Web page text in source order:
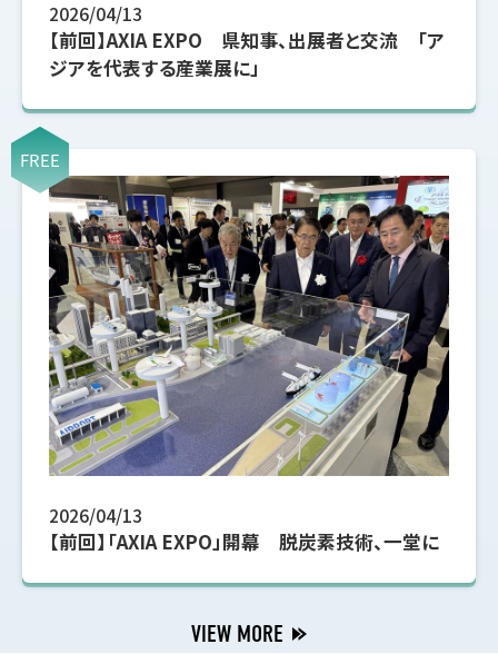
2026/04/13
【前回】AXIA EXPO 県知事、出展者と交流 「ア
ジアを代表する産業展に」
2026/04/13
【前回】「AXIA EXPO」開幕 脱炭素技術、一堂に
FREE
VIEW MORE